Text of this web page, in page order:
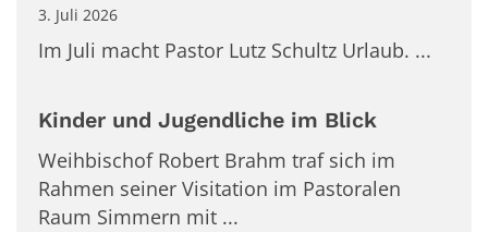
3. Juli 2026
Im Juli macht Pastor Lutz Schultz Urlaub. ...
Kinder und Jugendliche im Blick
Weihbischof Robert Brahm traf sich im
Rahmen seiner Visitation im Pastoralen
Raum Simmern mit ...